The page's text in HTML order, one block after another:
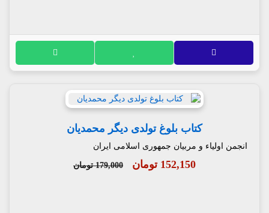
کتاب بلوغ تولدی دیگر محمدیان
انجمن اولیاء و مربیان جمهوری اسلامی ایران
152,150 تومان 179,000 تومان